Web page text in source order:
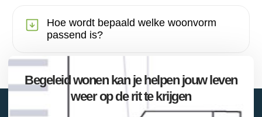
Hoe wordt bepaald welke woonvorm
passend is?
Begeleid wonen kan je helpen jouw leven
weer op de rit te krijgen